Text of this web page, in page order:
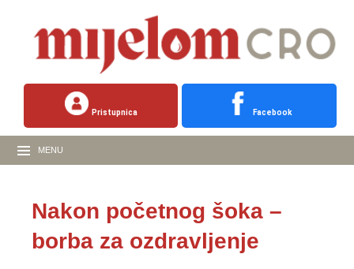
Pristupnica Facebook
MENU
Nakon početnog šoka –
borba za ozdravljenje